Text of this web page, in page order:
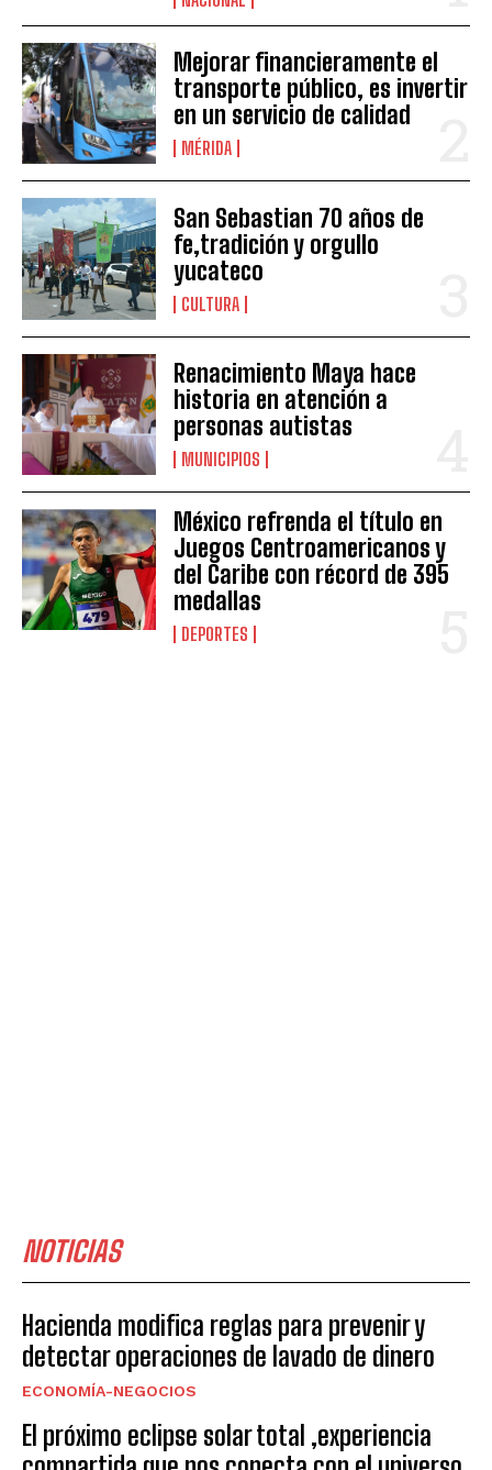
Mejorar financieramente el
transporte público, es invertir
en un servicio de calidad
MÉRIDA
San Sebastian 70 años de
fe,tradición y orgullo
yucateco
CULTURA
Renacimiento Maya hace
historia en atención a
personas autistas
MUNICIPIOS
México refrenda el título en
Juegos Centroamericanos y
del Caribe con récord de 395
medallas
DEPORTES
NOTICIAS
Hacienda modifica reglas para prevenir y
detectar operaciones de lavado de dinero
ECONOMÍA-NEGOCIOS
El próximo eclipse solar total ,experiencia